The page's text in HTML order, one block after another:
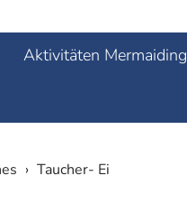
Aktivitäten Mermaiding
Taucher- Ei